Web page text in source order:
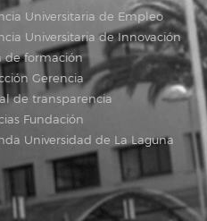
Universitaria de Empleo
Universitaria de Innovación
de formación
Gerencia
de transparencia
Fundación
Universidad de La Laguna